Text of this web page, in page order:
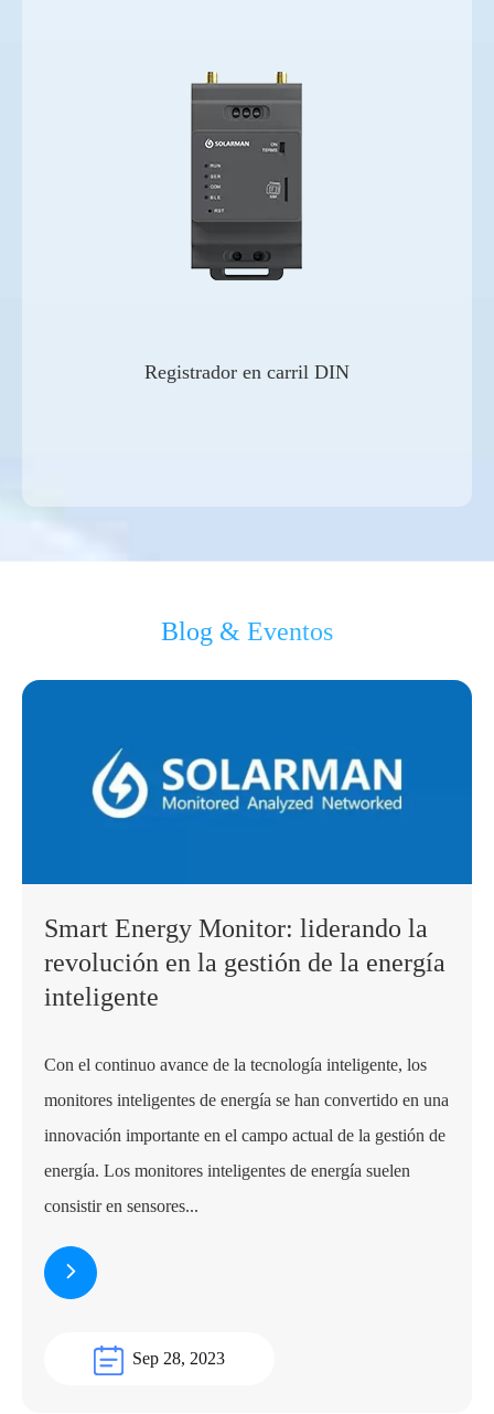
Registrador en carril DIN
Blog & Eventos
Smart Energy Monitor: liderando la
revolución en la gestión de la energía
inteligente
Con el continuo avance de la tecnología inteligente, los
monitores inteligentes de energía se han convertido en una
innovación importante en el campo actual de la gestión de
energía. Los monitores inteligentes de energía suelen
consistir en sensores...
Sep 28, 2023